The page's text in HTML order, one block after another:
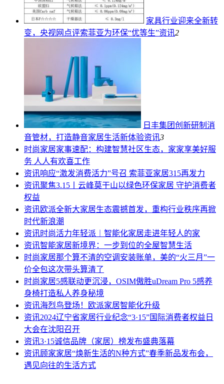
家具行业迎来全新转
变，央视网点评索菲亚为环保“优等生”资讯2
日丰集团创新研制消
音管材，打造静音家居生活新体验资讯3
时尚家居家事速配：构建智慧社区生态，家家享美好服
务 人人有欢喜工作​
资讯响应“激发消费活力”号召 索菲亚家居315再发力
资讯聚焦3.15丨云峰莫干山以绿色环保家居 守护消费者
权益
资讯欧派全新大家居生态震撼首发，重构行业秩序再掀
时代新浪潮
资讯时尚活力年轻派︱智能化家居走进年轻人的家
资讯智能家居新境界：一步到位的全屋智慧生活
时尚家居那个算不清的空调安装账单，美的“火三月”一
价全包这次带头算清了
时尚家居5感联动更沉浸，OSIM傲胜uDream Pro 5感养
身椅打造私人养身秘境
资讯海烈鸟登场！欧派家居智能化升级
资讯2024辽宁省家居行业纪念“3·15”国际消费者权益日
大会在沈阳召开
资讯3·15诚信品牌（家居）榜发布盛典落幕
资讯顾家家居“焕新生活的N种方式”春季新品发布会，
遇见向往的生活方式